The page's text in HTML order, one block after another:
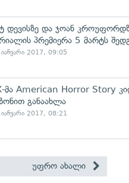
დევისზე და ჯოან
პრემიერა 5 მარტს
2017, 09:05
მა American Horror Story
განაახლა
2017, 08:21
უფრო ახალი